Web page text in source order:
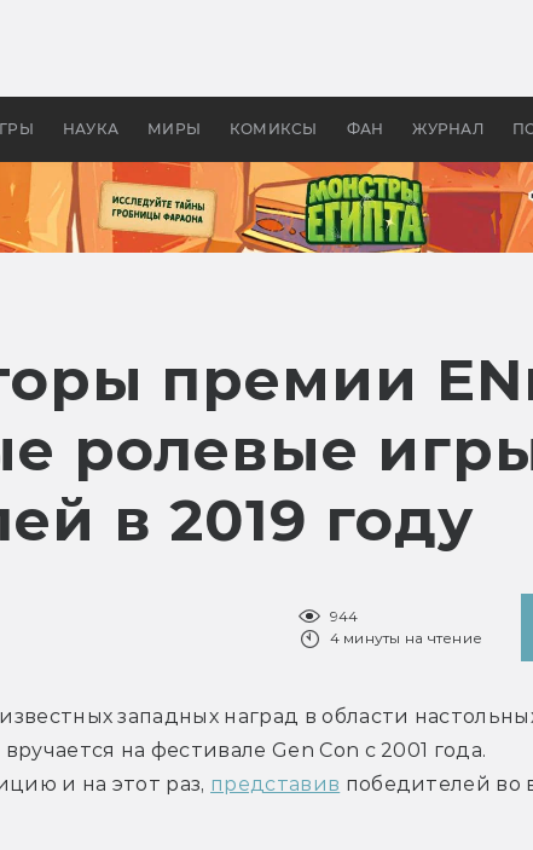
НАУКА МИРЫ КОМИКСЫ ФАН ЖУРНАЛ
апокалипсис, в России —
бы
премии
ролевые
в 2019 году
944
4 минуты на чтение
западных наград в области
на фестивале Gen Con с 2001 года.
и на этот раз, представив победителей во